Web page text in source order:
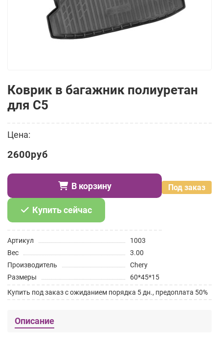
Коврик в багажник полиуретан
для C5
Цена:
2600руб
Под заказ
В корзину
Купить сейчас
Артикул
1003
Вес
3.00
Производитель
Chery
Размеры
60*45*15
Купить под заказ с ожиданием порядка 5 дн., предоплата 50%
Описание